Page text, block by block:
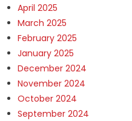
April 2025
March 2025
February 2025
January 2025
December 2024
November 2024
October 2024
September 2024